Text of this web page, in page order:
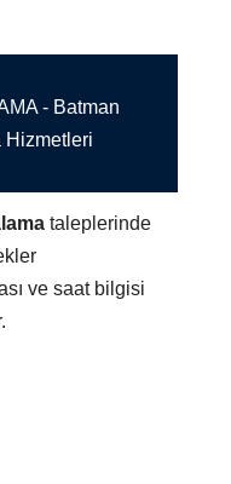
- Batman
Hizmetleri
taleplerinde
ve saat bilgisi